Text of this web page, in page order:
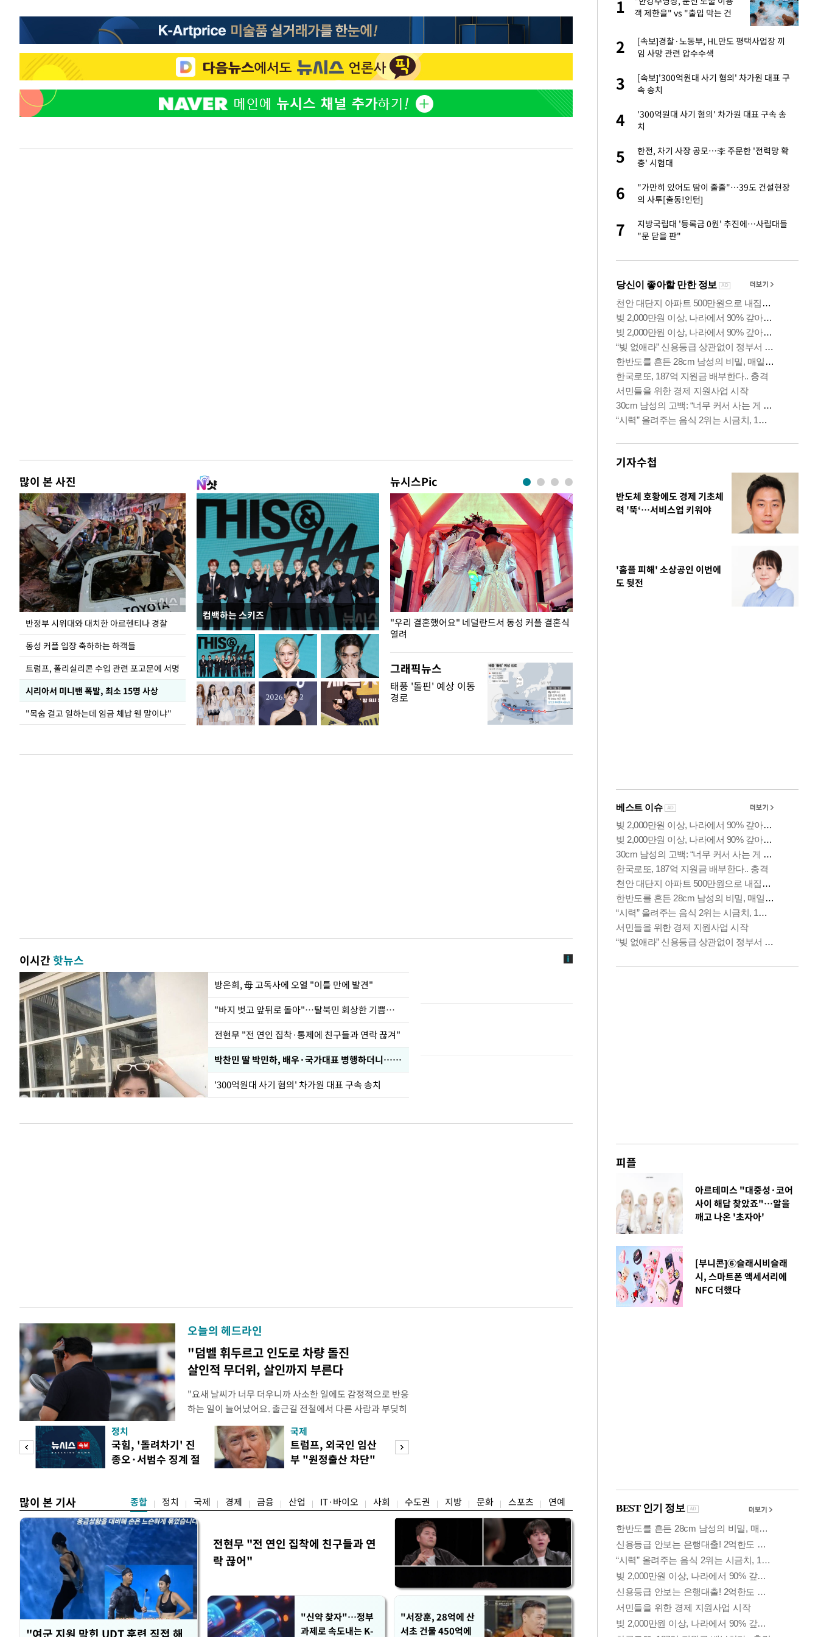
-17501초 전 >
[속보]코스닥, 5.95포인트(0.74%) 상승한 807.62개장
-17469초 전 >[속보]코스피, 6300선 재탈환…1.09% 오른 6365.07 개장
-14634초 전 > 시리아 다마스쿠스 교외에서 미니버스 폭발.. 14명 부상, 3명은 중
태
-13932초 전 >입추에도 극한더위…서울 낮 39도 '폭염중대경보'
-8896초 전 >
이란, 호르무즈서 "적국 목표물들"과 대치로 남부 케슘섬에서 두차
례 큰 폭발음
-7611초 전 >
[속보]美, 폴리실리콘 수입 규제…파생제품 15% 관세, 120일 후 발
-3462초 전 >[속보] 뉴욕증시, 일제 하락 마감…나스닥 0.06%↓
많이 본 사진
반정부 시위대와 대치한 아르헨티나 경찰
동성 커플 입장 축하하는 하객들
트럼프, 폴리실리콘 수입 관련 포고문에 서명
시리아서 미니밴 폭발, 최소 15명 사상
"목숨 걸고 일하는데 임금 체납 웬 말이냐"
컴백하는 스키즈
뉴시스Pic
입추 코앞인데 전국엔 찜통 더위
"우리 결혼했어요" 네덜란드서 동성 커플 결혼식
열려
그래픽뉴스
태풍 '돌핀' 예상 이동
경로
이시간핫뉴스
방은희, 母 고독사에 오열 "이틀 만에 발견"
"바지 벗고 앞뒤로 돌아"…탈북민 회상한 기쁨조 검사
전현무 "전 연인 집착·통제에 친구들과 연락 끊겨"
박찬민 딸 박민하, 배우·국가대표 병행하더니…근황이
'300억원대 사기 혐의' 차가원 대표 구속 송치
오늘의 헤드라인
"덤벨 휘두르고 인도로 차량 돌진
살인적 무더위, 살인까지 부른다
"요새 날씨가 너무 더우니까 사소한 일에도 감정적으로 반응
하는 일이 늘어났어요. 출근길 전철에서 다른 사람과 부딪히
거나, 누가 길을 막고 서 있으면 짜증이 확 올라오더라고요."
(40대 직장인 A씨) 유례없는 폭염이 이어지면서 사소한 자극
에도 쉽게 짜증을 내거나 감정적으로 반응하는 사람이 늘고
있다. 높은 기온과 습도가 불쾌감과 공격성을 높이는 데다
정치
국힘, '돌려차기' 진
종오·서범수 징계 절
국제
트럼프, 외국인 임산
부 "원정출산 차단"
많이 본 기사 종합 정치 국제 경제 금융 산업 IT·바이오 사회 수도권 지방 문화 스포츠 연예
"여군 지원 막힌 UDT 훈련 직접 해
전현무 "전 연인 집착에 친구들과 연
락 끊어"
"신약 찾자"…정부
과제로 속도내는 K-
"서장훈, 28억에 산
서초 건물 450억에
女유튜버 '완벽 소화'
2 전현무 "전 연인 집착에 친구들과 연락 끊어"
3
"신약 찾자"…정부 과제로 속도내는 K-제약
바이오
4
"서장훈, 28억에 산 서초 건물 450억에 매물
5
"46세 맞아?" 바다를 '핫걸 몸매'로 만든 러
1
객 제한을" vs "출입 막는 건
2
[속보]경찰·노동부, HL만도 평택사업장 끼
임 사망 관련 압수수색
3
[속보]'300억원대 사기 혐의' 차가원 대표 구
속 송치
4
'300억원대 사기 혐의' 차가원 대표 구속 송
치
5
한전, 차기 사장 공모…李 주문한 '전력망 확
충' 시험대
6
"가만히 있어도 땀이 줄줄"…39도 건설현장
의 사투[출동!인턴]
7
지방국립대 '등록금 0원' 추진에…사립대들
"문 닫을 판"
기자수첩
반도체 호황에도 경제 기초체
력 '뚝‘…서비스업 키워야
'홈플 피해' 소상공인 이번에
도 뒷전
피플
아르테미스 "대중성·코어
사이 해답 찾았죠"…알을
깨고 나온 '초자아'
[부니콘]⑥슬래시비슬래
시, 스마트폰 액세서리에
NFC 더했다